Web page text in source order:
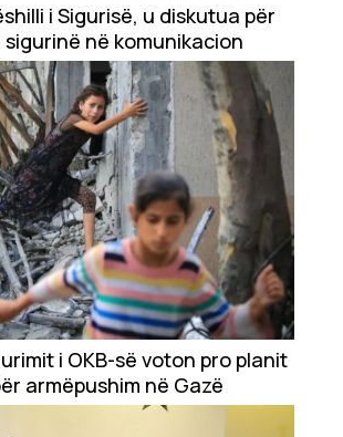
i Sigurisë, u diskutua për
në komunikacion
i OKB-së voton pro planit
armëpushim në Gazë